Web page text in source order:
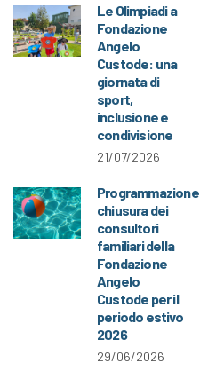
Le Olimpiadi a
Fondazione
Angelo
Custode: una
giornata di
sport,
inclusione e
condivisione
21/07/2026
Programmazione
chiusura dei
consultori
familiari della
Fondazione
Angelo
Custode per il
periodo estivo
2026
29/06/2026